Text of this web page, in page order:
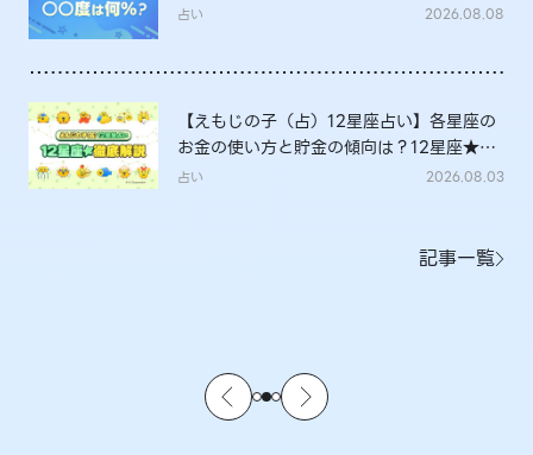
占い 2026.08.08
【えもじの子（占）12星座占い】各星座の
お金の使い方と貯金の傾向は？12星座★徹
底解説
占い 2026.08.03
記事一覧